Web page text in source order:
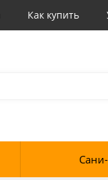
Как купить